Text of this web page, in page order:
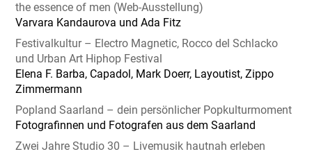
the essence of men (Web-Ausstellung)
Varvara Kandaurova und Ada Fitz
Festivalkultur – Electro Magnetic, Rocco del Schlacko
und Urban Art Hiphop Festival
Elena F. Barba, Capadol, Mark Doerr, Layoutist, Zippo
Zimmermann
Popland Saarland – dein persönlicher Popkulturmoment
Fotografinnen und Fotografen aus dem Saarland
Zwei Jahre Studio 30 – Livemusik hautnah erleben